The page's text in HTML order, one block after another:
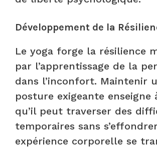
Développement de la
Le yoga forge la résilience
par l’apprentissage de la
dans l’inconfort. Maintenir
posture exigeante enseigne
qu’il peut traverser des
temporaires sans
expérience corporelle se